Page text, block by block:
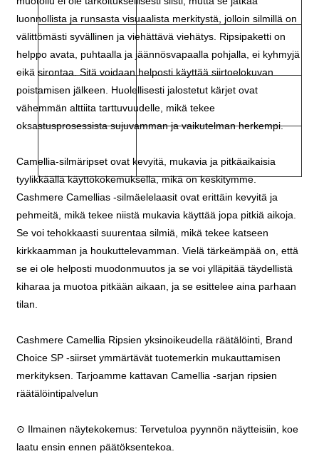
0,05 mm0,07 mm
Kiemura
J, B, C, CC, D, DD, L,
M
Soveltaminen
Ripsen taiteilija
/kauneus salonki
logo on saatavilla
luonnollista ja runsasta visuaalista merkitystä, jolloin silmillä on
välittömästi syvällinen ja viehättävä viehätys. Ripsipaketti on
helppo avata, puhtaalla ja jäännösvapaalla pohjalla, ei kyhmyjä
eikä sirontaa. Sitä voidaan helposti käyttää siirtoelokuvan
poistamisen jälkeen. Huolellisesti jalostetut kärjet ovat
vähemmän alttiita tarttuvuudelle, mikä tekee
oksastusprosessista sujuvamman ja vaikutelman herkempi.
Camellia-silmäripset ovat kevyitä, mukavia ja pitkäaikaisia
tyylikkäällä käyttökokemuksella, mikä on keskitymme.
Cashmere Camellias -silmäelelaasit ovat erittäin kevyitä ja
pehmeitä, mikä tekee niistä mukavia käyttää jopa pitkiä aikoja.
Se voi tehokkaasti suurentaa silmiä, mikä tekee katseen
kirkkaamman ja houkuttelevamman. Vielä tärkeämpää on, että
se ei ole helposti muodonmuutos ja se voi ylläpitää täydellistä
kiharaa ja muotoa pitkään aikaan, ja se esittelee aina parhaan
tilan.
Cashmere Camellia Ripsien yksinoikeudella räätälöinti, Brand
Choice SP -siirset ymmärtävät tuotemerkin mukauttamisen
merkityksen. Tarjoamme kattavan Camellia -sarjan ripsien
räätälöintipalvelun
⊙ Ilmainen näytekokemus: Tervetuloa pyynnön näytteisiin, koe
laatu ensin ennen päätöksentekoa.